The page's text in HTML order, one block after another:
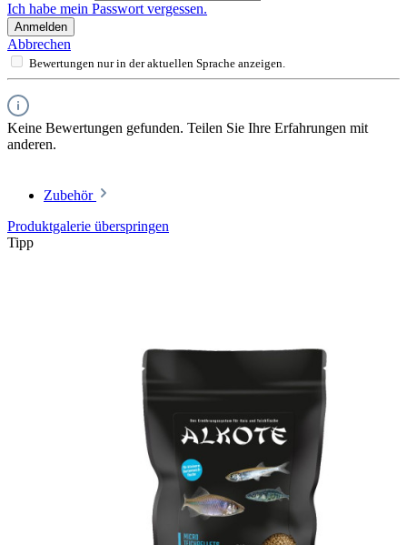
Ich habe mein Passwort vergessen.
Anmelden
Abbrechen
Bewertungen nur in der aktuellen Sprache anzeigen.
Keine Bewertungen gefunden. Teilen Sie Ihre Erfahrungen mit
anderen.
Zubehör
Produktgalerie überspringen
Tipp